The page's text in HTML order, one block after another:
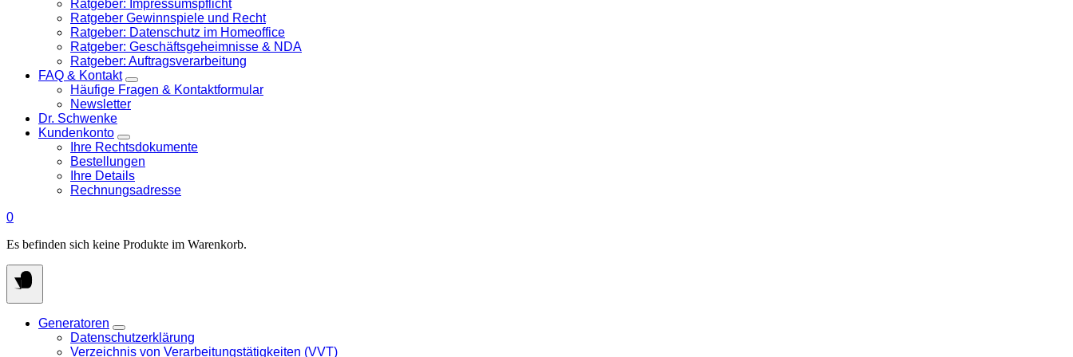
Ratgeber: Impressumspflicht
Ratgeber Gewinnspiele und Recht
Ratgeber: Datenschutz im Homeoffice
Ratgeber: Geschäftsgeheimnisse & NDA
Ratgeber: Auftragsverarbeitung
FAQ & Kontakt
Häufige Fragen & Kontaktformular
Newsletter
Dr. Schwenke
Kundenkonto
Ihre Rechtsdokumente
Bestellungen
Ihre Details
Rechnungsadresse
0
Es befinden sich keine Produkte im Warenkorb.
Generatoren
Datenschutzerklärung
Verzeichnis von Verarbeitungstätigkeiten (VVT)